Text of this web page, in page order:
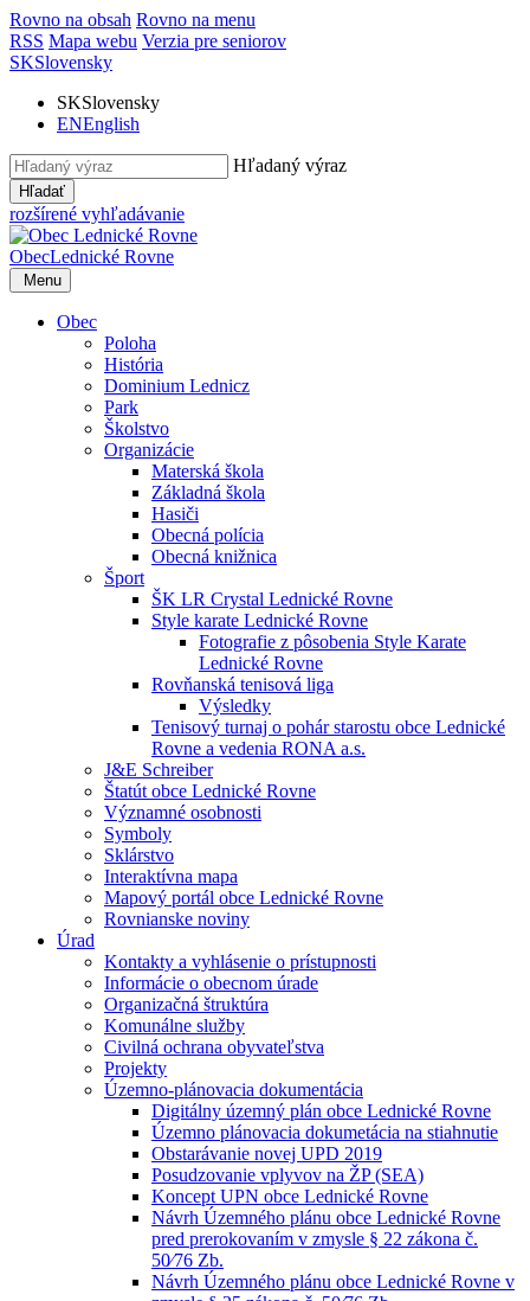
Rovno na obsah Rovno na menu
RSS Mapa webu Verzia pre seniorov
SKSlovensky
SKSlovensky
ENEnglish
Hľadaný výraz
Hľadať
rozšírené vyhľadávanie
ObecLednické Rovne
Menu
Obec
Poloha
História
Dominium Lednicz
Park
Školstvo
Organizácie
Materská škola
Základná škola
Hasiči
Obecná polícia
Obecná knižnica
Šport
ŠK LR Crystal Lednické Rovne
Style karate Lednické Rovne
Fotografie z pôsobenia Style Karate
Lednické Rovne
Rovňanská tenisová liga
Výsledky
Tenisový turnaj o pohár starostu obce Lednické
Rovne a vedenia RONA a.s.
J&E Schreiber
Štatút obce Lednické Rovne
Významné osobnosti
Symboly
Sklárstvo
Interaktívna mapa
Mapový portál obce Lednické Rovne
Rovnianske noviny
Úrad
Kontakty a vyhlásenie o prístupnosti
Informácie o obecnom úrade
Organizačná štruktúra
Komunálne služby
Civilná ochrana obyvateľstva
Projekty
Územno-plánovacia dokumentácia
Digitálny územný plán obce Lednické Rovne
Územno plánovacia dokumetácia na stiahnutie
Obstarávanie novej UPD 2019
Posudzovanie vplyvov na ŽP (SEA)
Koncept UPN obce Lednické Rovne
Návrh Územného plánu obce Lednické Rovne
pred prerokovaním v zmysle § 22 zákona č.
50⁄76 Zb.
Návrh Územného plánu obce Lednické Rovne v